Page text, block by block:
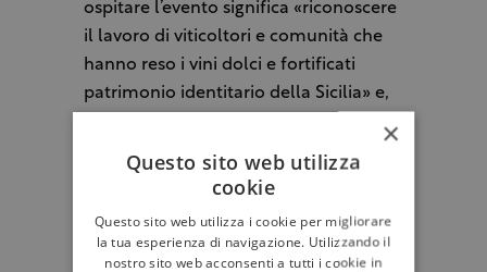
ospitare l’evento significa «riconoscere
il lavoro di viticoltori e comunità che
hanno reso i vini dolci e fortificati
patrimonio identitario della Sicilia» e,
mercati.
Anche l’
IRVO – Istituto Regionale Vini
e Oli di Siciliavede in questa
×
Questo sito web utilizza
cookie
Questo sito web utilizza i cookie per migliorare
la tua esperienza di navigazione. Utilizzando il
nostro sito web acconsenti a tutti i cookie in